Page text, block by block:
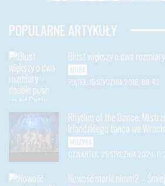
POPULARNE ARTYKUŁY
Biust większy o dwa
MODA
PIĄTEK, 15 STYCZNIA 2016, 08:43
Rhythm of the Dance:
irlandzkiego tańca we
MUZYKA
CZWARTEK, 25 STYCZNIA 2024,
Nowość marki nimm2 –